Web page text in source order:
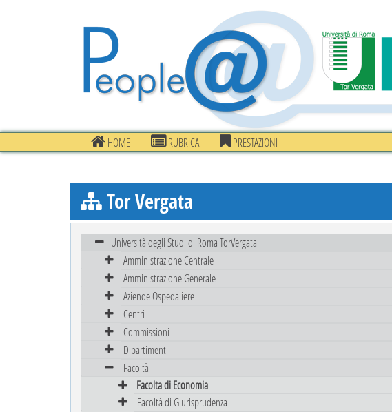
HOME RUBRICA PRESTAZIONI
Tor Vergata
Università degli Studi di Roma TorVergata
Amministrazione Centrale
Amministrazione Generale
Aziende Ospedaliere
Centri
Commissioni
Dipartimenti
Facoltà
Facolta di Economia
Facoltà di Giurisprudenza